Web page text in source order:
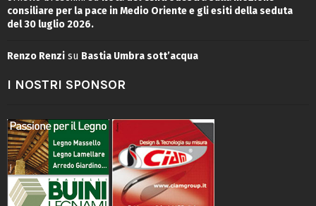
consiliare per la pace in Medio Oriente e gli esiti della seduta
del 30 luglio 2026.
Renzo Renzi su Bastia Umbra sott’acqua
I NOSTRI SPONSOR